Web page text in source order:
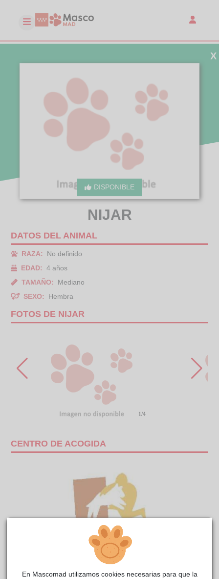
DISPONIBLE
X
NIJAR
DATOS DEL ANIMAL
RAZA:
No definido
EDAD:
4 años
TAMAÑO:
Mediano
SEXO:
Hembra
FOTOS DE NIJAR
1/4
CENTRO DE ACOGIDA
En Mascomad utilizamos cookies necesarias para que la